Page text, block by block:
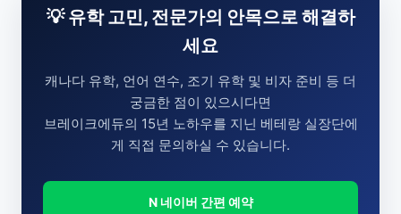
💡 유학 고민, 전문가의 안목으로 해결하
세요
캐나다 유학, 언어 연수, 조기 유학 및 비자 준비 등 더
궁금한 점이 있으시다면
브레이크에듀의 15년 노하우를 지닌 베테랑 실장단에
게 직접 문의하실 수 있습니다.
N 네이버 간편 예약